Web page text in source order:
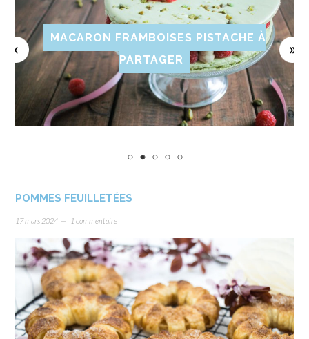
MACARON FRAMBOISES PISTACHE À
PARTAGER
POMMES FEUILLETÉES
17 mars 2024 1 commentaire